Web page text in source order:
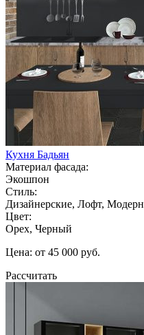
Кухня Бадьян
Материал фасада:
Экошпон
Стиль:
Дизайнерские, Лофт, Модерн
Цвет:
Орех, Черный
Цена: от 45 000 руб.
Рассчитать